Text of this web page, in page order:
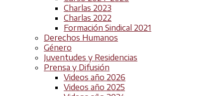
Charlas 2023
Charlas 2022
Formación Sindical 2021
Derechos Humanos
Género
Juventudes y Residencias
Prensa y Difusión
Videos año 2026
Videos año 2025